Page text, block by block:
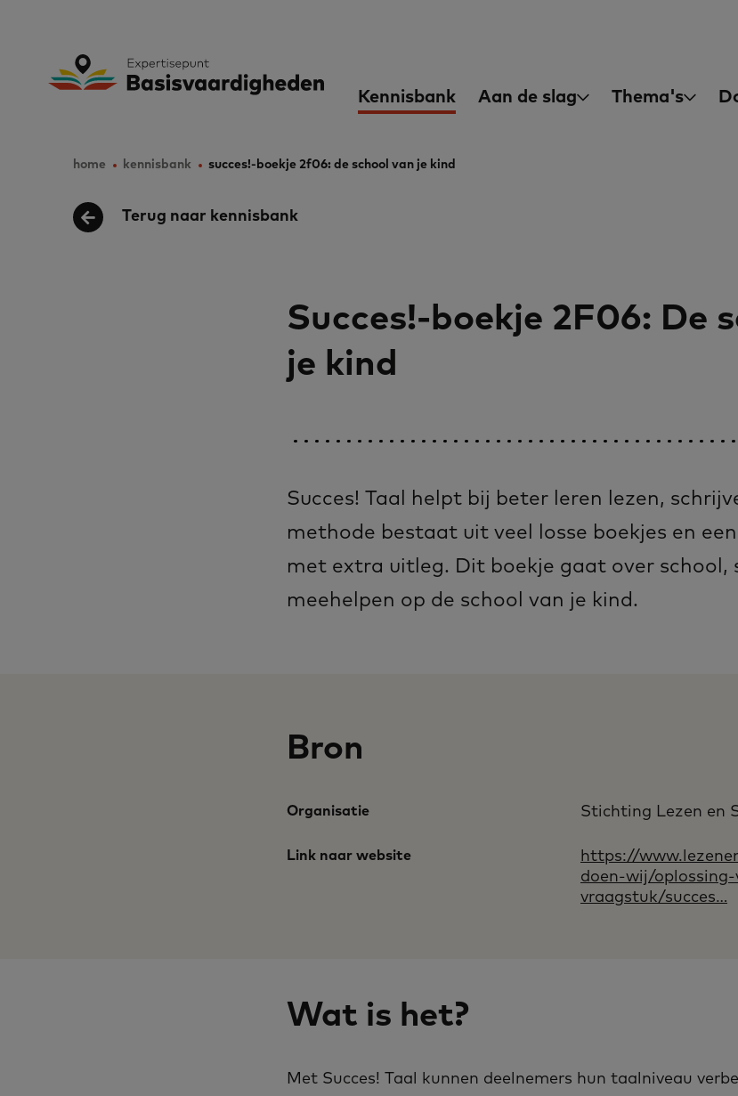
main
Expertisepunt Main
Kennisbank Aan de slag Thema's
Breadcrumb
home kennisbank succes!-boekje 2f06: de school van je kind
Terug naar kennisbank
Succes!-boekje 2F06: De
je kind
Succes! Taal helpt bij beter leren lezen,
methode bestaat uit veel losse boekjes en een
met extra uitleg. Dit boekje gaat over school,
meehelpen op de school van je kind.
Bron
Organisatie Stichting Lezen en
Link naar website
https://
doen-wij/
vraagstuk/succes…
Wat is het?
Met Succes! Taal kunnen deelnemers hun taalniveau